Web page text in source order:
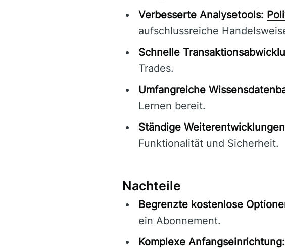
Verbesserte Analysetools:
aufschlussreiche
Schnelle
Trades.
Umfangreiche
Lernen bereit.
Ständige
Funktionalität und Sicherheit.
Nachteile
Begrenzte kostenlose
ein Abonnement.
Komplexe Anfangseinrichtung: